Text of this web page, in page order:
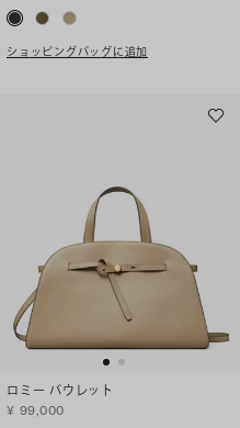
ショッピングバッグに追加
ロミー バウレット
¥ 99,000